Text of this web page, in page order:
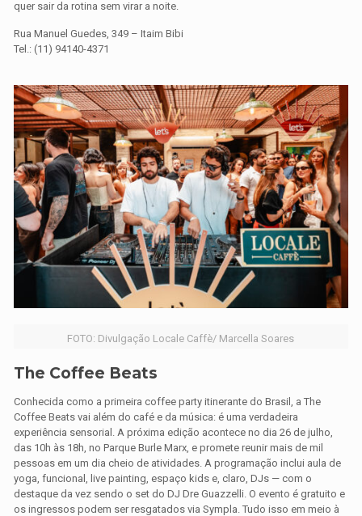
quer sair da rotina sem virar a noite.
Rua Manuel Guedes, 349 – Itaim Bibi
Tel.: (11) 94140-4371
FOTO: Divulgação Locale Caffè/ Marcella Soares
The Coffee Beats
Conhecida como a primeira coffee party itinerante do Brasil, a The
Coffee Beats vai além do café e da música: é uma verdadeira
experiência sensorial. A próxima edição acontece no dia 26 de julho,
das 10h às 18h, no Parque Burle Marx, e promete reunir mais de mil
pessoas em um dia cheio de atividades. A programação inclui aula de
yoga, funcional, live painting, espaço kids e, claro, DJs — com o
destaque da vez sendo o set do DJ Dre Guazzelli. O evento é gratuito e
os ingressos podem ser resgatados via Sympla. Tudo isso em meio à